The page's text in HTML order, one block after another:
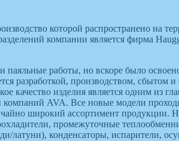
которой распространено на
компании является фирма
работы, но вскоре было
разработкой, производством, сбытом
качество изделия является одним из
AVA. Все новые модели
широкий ассортимент продукции.
промежуточные
латуни), конденсаторы, испарители,